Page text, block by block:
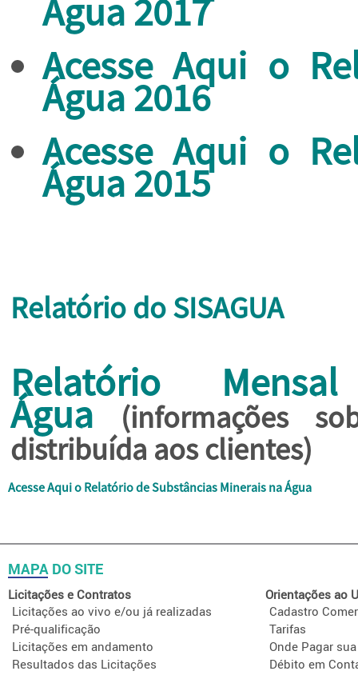
Água 2017
Acesse Aqui o
Água 2016
Acesse Aqui o
Água 2015
Relatório do SISAGUA
Relatório
Água (informações
distribuída aos clientes)
Acesse Aqui o Relatório de Substâncias Minerais na Água
MAPA DO SITE
Licitações e Contratos
Licitações ao vivo e/ou já realizadas
Pré-qualificação
Licitações em andamento
Resultados das Licitações
Orientações ao
Cadastro
Tarifas
Onde Pagar
Débito em